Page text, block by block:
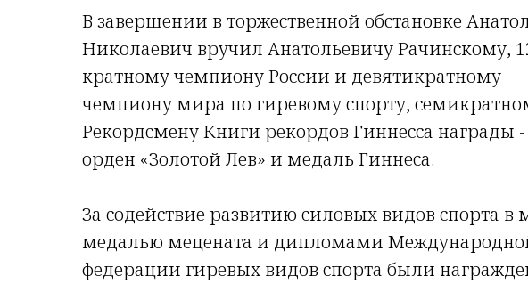
В завершении в торжественной обстановке
Николаевич вручил Анатольевичу Рачинскому,
кратному чемпиону России и девятикратному
чемпиону мира по гиревому спорту,
Рекордсмену Книги рекордов Гиннесса награды -
орден «Золотой Лев» и медаль Гиннеса.
За содействие развитию силовых видов спорта в
медалью мецената и дипломами
федерации гиревых видов спорта были